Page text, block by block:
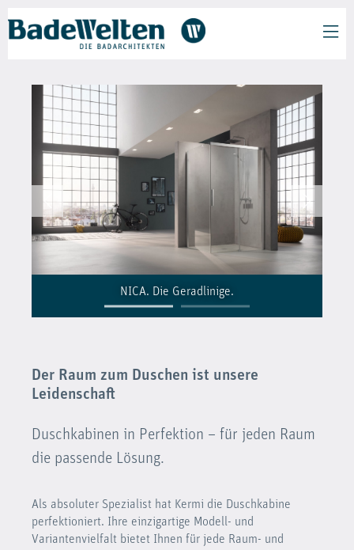
NICA. Die Geradlinige.
Der Raum zum Duschen ist unsere
Leidenschaft
Duschkabinen in Perfektion – für jeden Raum
die passende Lösung.
Als absoluter Spezialist hat Kermi die Duschkabine
perfektioniert. Ihre einzigartige Modell- und
Variantenvielfalt bietet Ihnen für jede Raum- und